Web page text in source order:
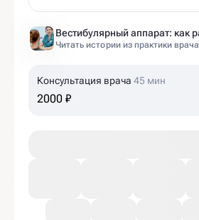
Читать истории из практики врача
Консультация врача 45 мин
2000 ₽